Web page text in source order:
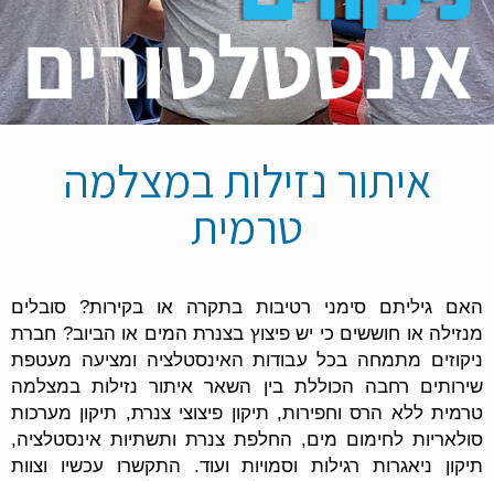
איתור נזילות במצלמה
טרמית
האם גיליתם סימני רטיבות בתקרה או בקירות? סובלים
מנזילה או חוששים כי יש פיצוץ בצנרת המים או הביוב? חברת
ניקוזים מתמחה בכל עבודות האינסטלציה ומציעה מעטפת
שירותים רחבה הכוללת בין השאר איתור נזילות במצלמה
טרמית ללא הרס וחפירות, תיקון פיצוצי צנרת, תיקון מערכות
סולאריות לחימום מים, החלפת צנרת ותשתיות אינסטלציה,
תיקון ניאגרות רגילות וסמויות ועוד. התקשרו עכשיו וצוות